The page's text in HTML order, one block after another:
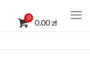
0
0.00 zł